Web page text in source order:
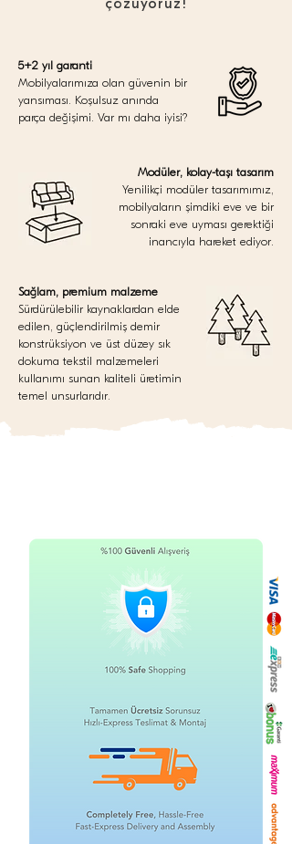
çözüyoruz!
5+2 yıl garanti
Mobilyalarımıza olan güvenin bir
yansıması. Koşulsuz anında
parça değişimi. Var mı daha iyisi?
Modüler, kolay-taşı tasarım
Yenilikçi modüler tasarımımız,
mobilyaların şimdiki eve ve bir
sonraki eve uyması gerektiği
inancıyla hareket ediyor.
Sağlam, premium malzeme
Sürdürülebilir kaynaklardan elde
edilen, güçlendirilmiş demir
konstrüksiyon ve üst düzey sık
dokuma tekstil malzemeleri
kullanımı sunan kaliteli üretimin
temel unsurlarıdır.